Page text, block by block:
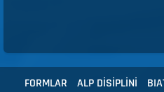
FORMLAR ALP DİSİPLİNİ